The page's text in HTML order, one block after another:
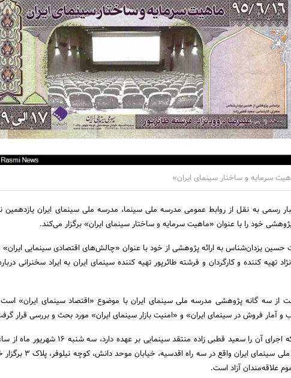
سرمایه و ساختار سینمای ایران»
رسمی به نقل از روابط عمومی مدرسه ملی سینما، مدرسه ملی سینمای ایران
خود را با عنوان «ماهیت سرمایه و ساختار سینمای ایران» برگزار می‌کند.
یزدان‌شناس به ارائه‌ پژوهشی از خود با عنوان «چالش‌های اقتصادی سینمایی
تهیه ‌کننده و کارگردان و فرشته طائرپور تهیه‌ کننده سینمای ایران به ایراد سخنرانی
سه ‌گانه‌ پژوهشی مدرسه ملی سینمای ایران با موضوع «اقتصاد سینمای ایران»
آمار فروش در سینمای ایران» و «امنیت بازار سینمای ایران» مورد بحث و بررسی قرار
محل مدرسه ملی سینمای ایران
علاقه‌مندان آزاد است.